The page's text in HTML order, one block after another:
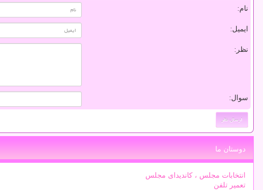
نام:
ایمیل:
نظر:
سوال:
دوستان ما
انتخابات مجلس ، کاندیدای مجلس
تعمیر تلفن